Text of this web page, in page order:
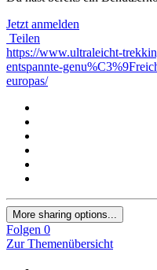
Jetzt anmelden
Teilen
https://www.ultraleicht-
entspannte-
europas/
More sharing options...
Folgen 0
Zur Themenübersicht